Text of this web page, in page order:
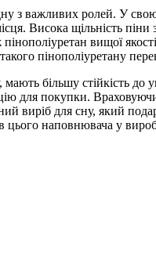
з важливих ролей. У
Висока щільність
вищої
пінополіуретану
більшу стійкість
для покупки. Враховуючи
виріб для сну, який
цього наповнювача у